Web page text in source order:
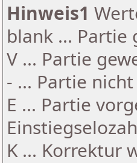
Hinweis1
blank ...
V ... Partie
- ... Partie
E ... Partie
K ... Korrektur